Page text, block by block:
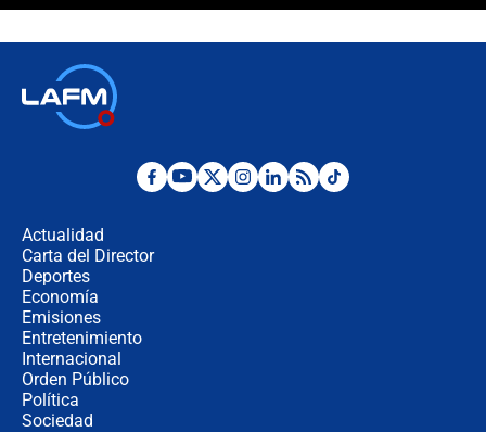
Posesión de Abelardo De La Espriella
Actualidad
Carta del Director
Deportes
Economía
Emisiones
Entretenimiento
Internacional
Orden Público
Política
Sociedad